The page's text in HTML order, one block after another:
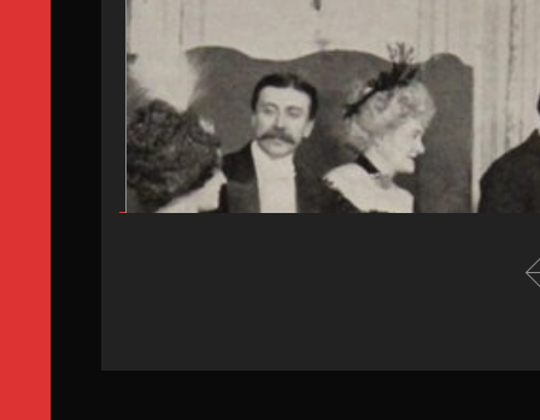
1. Les débuts au théâtre